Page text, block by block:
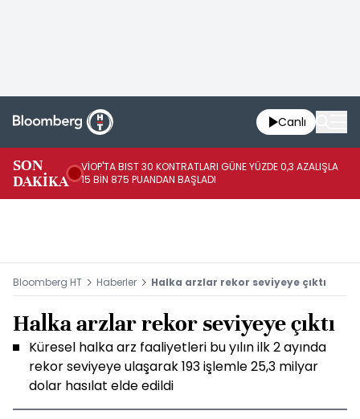
Canlı
SON
DAKİKA
VİOP'TA BIST 30 KONTRATLARI GÜNE YÜZDE 0,3 AZALIŞLA
15 BİN 875 PUANDAN BAŞLADI
Bloomberg HT Haberler Halka arzlar rekor seviyeye çıktı
Halka arzlar rekor seviyeye çıktı
Küresel halka arz faaliyetleri bu yılın ilk 2 ayında
rekor seviyeye ulaşarak 193 işlemle 25,3 milyar
dolar hasılat elde edildi